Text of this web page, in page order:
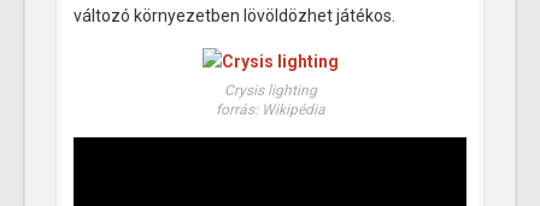
változó környezetben lövöldözhet játékos.
Crysis lighting
forrás: Wikipédia